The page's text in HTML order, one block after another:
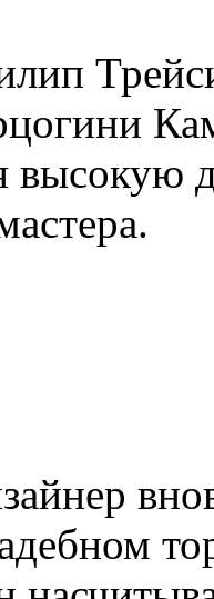
высокую